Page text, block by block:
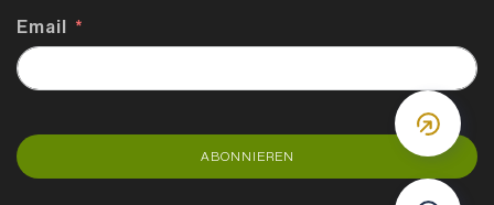
Email
ABONNIEREN